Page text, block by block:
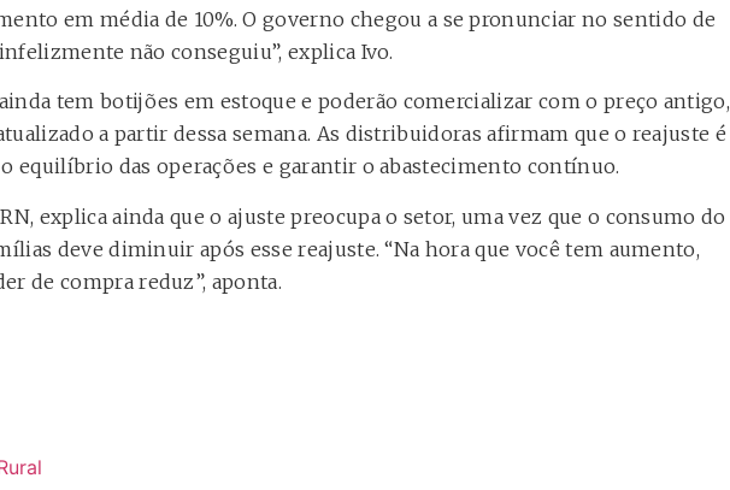
em média de 10%. O governo chegou a se pronunciar no sentido de
não conseguiu”, explica Ivo.
tem botijões em estoque e poderão comercializar com o preço antigo,
a partir dessa semana. As distribuidoras afirmam que o reajuste é
equilíbrio das operações e garantir o abastecimento contínuo.
explica ainda que o ajuste preocupa o setor, uma vez que o consumo do
deve diminuir após esse reajuste. “Na hora que você tem aumento,
de compra reduz”, aponta.